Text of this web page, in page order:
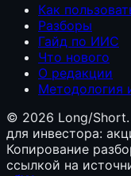
Как
Разборы
Гайд по ИИС
Что нового
О редакции
Методология
© 2026 Long/
для инвестора:
Копирование
ссылкой на